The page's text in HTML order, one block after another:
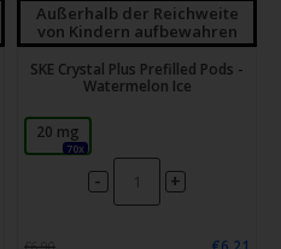
Außerhalb der Reichweite
von Kindern aufbewahren
SKE Crystal Plus Prefilled Pods -
Watermelon Ice
20 mg
70x
- +